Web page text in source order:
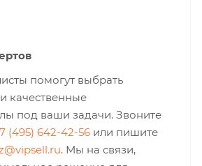
помогут выбрать
качественные
под ваши задачи. Звоните
(495) 642-42-56 или пишите
. Мы на связи,